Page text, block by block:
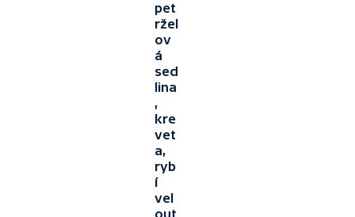
pet
ržel
ov
á
sed
lina
,
kre
vet
a,
ryb
í
vel
out